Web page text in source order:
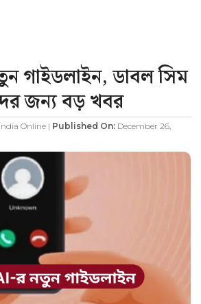
গাইডলাইন, ডাবল সিম
জন্য বড় খবর
Online | Published On: December 26,